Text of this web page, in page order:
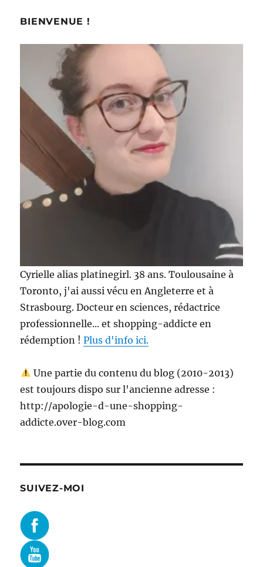
BIENVENUE !
Cyrielle alias platinegirl. 38 ans. Toulousaine à
Toronto, j'ai aussi vécu en Angleterre et à
Strasbourg. Docteur en sciences, rédactrice
professionnelle... et shopping-addicte en
rédemption !Plus d'info ici.
Une partie du contenu du blog (2010-2013)
est toujours dispo sur l'ancienne adresse :
http://apologie-d-une-shopping-
addicte.over-blog.com
SUIVEZ-MOI